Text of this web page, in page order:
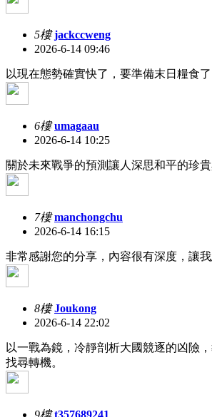
5樓 jackccweng
2026-6-14 09:46
以現在態勢確實快了，要準備末日糧食了
6樓 umagaau
2026-6-14 10:25
關於未來戰爭的預測讓人深思和平的珍
7樓 manchongchu
2026-6-14 16:15
非常感謝您的分享，內容很有深度，讓我
8樓 Joukong
2026-6-14 22:02
以一戰為鏡，冷靜剖析大國競逐的凶險
找尋轉機。
9樓 t357689241